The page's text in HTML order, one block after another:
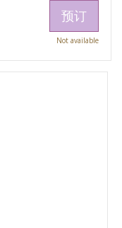
预订
Not available